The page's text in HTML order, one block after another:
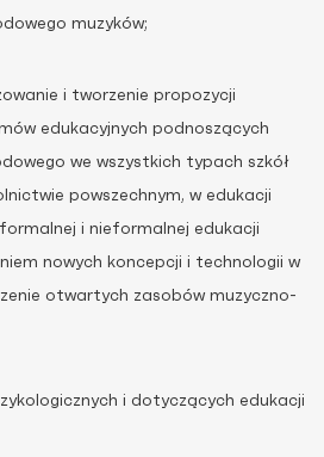
muzyków;
i tworzenie propozycji
edukacyjnych podnoszących
we wszystkich typach szkół
powszechnym, w edukacji
i nieformalnej edukacji
nowych koncepcji i technologii w
otwartych zasobów muzyczno-
i dotyczących edukacji